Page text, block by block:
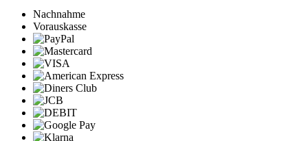
Nachnahme
Vorauskasse